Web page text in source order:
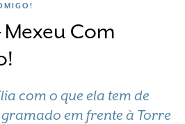
Mexeu Com
com o que ela tem de
em frente à Torre